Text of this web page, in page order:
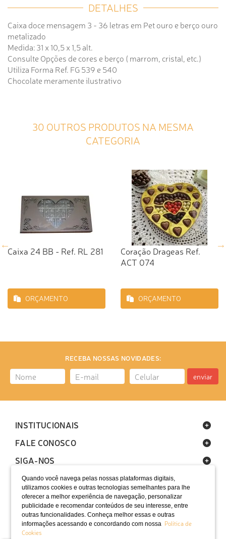
Quando você navega pelas nossas plataformas digitais,
utilizamos cookies e outras tecnologias semelhantes para lhe
oferecer a melhor experiência de navegação, personalizar
publicidade e recomendar conteúdos de seu interesse, entre
outras funcionalidades. Conheça melhor essas e outras
informações acessando e concordando com nossa Política de
Cookies
DETALHES
Caixa doce mensagem 3 - 36 letras em Pet ouro e berço ouro
metalizado
Medida: 31 x 10,5 x 1,5 alt.
Consulte Opções de cores e berço ( marrom, cristal, etc.)
Utiliza Forma Ref. FG 539 e 540
Chocolate meramente ilustrativo
30 OUTROS PRODUTOS NA MESMA
CATEGORIA
Caixa 24 BB - Ref. RL 281
ORÇAMENTO
Coração Drageas Ref.
ACT 074
ORÇAMENTO
RECEBA NOSSAS NOVIDADES:
enviar
INSTITUCIONAIS
FALE CONOSCO
SIGA-NOS
LOCALIZAÇÃO